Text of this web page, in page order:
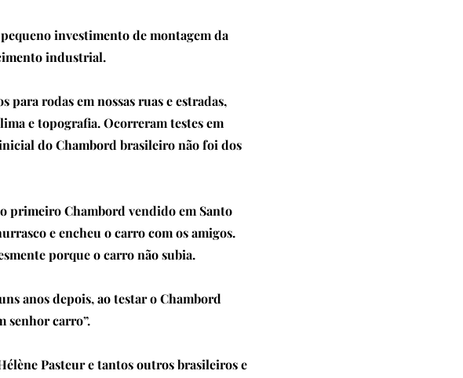
investimento de montagem da
industrial.
rodas em nossas ruas e estradas,
e topografia. Ocorreram testes em
do Chambord brasileiro não foi dos
primeiro Chambord vendido em Santo
e encheu o carro com os amigos.
porque o carro não subia.
anos depois, ao testar o Chambord
senhor carro”.
Pasteur e tantos outros brasileiros e